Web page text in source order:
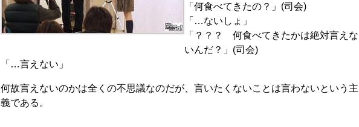
「何食べてきたの？」(司会)
「…ないしょ」
「？？？ 何食べてきたかは絶対言えな
いんだ？」(司会)
「…言えない」
何故言えないのかは全くの不思議なのだが、言いたくないことは言わないという主
義である。